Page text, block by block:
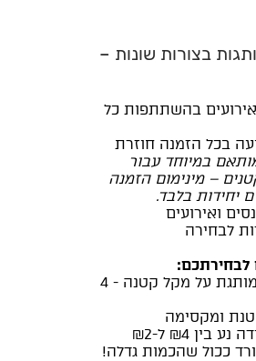
בצורות שונות –
בהשתתפות כל
בכל הזמנה חוזרת
במיוחד עבור
– מינימום הזמנה
יחידות בלבד.
ואירועים
לבחירה
לבחירתכם:
סוכריה ממותגת על מקל קטנה - 4
ומקסימה
בין ₪4 ל-₪2
ככול שהכמות גדלה!